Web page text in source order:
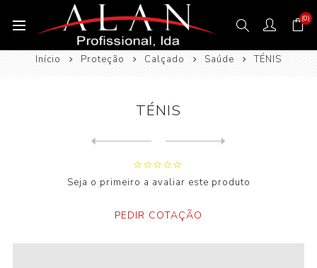
(0)
Início Proteção Calçado Saúde TÉNIS
TÉNIS
Seja o primeiro a avaliar este produto
PEDIR COTAÇÃO